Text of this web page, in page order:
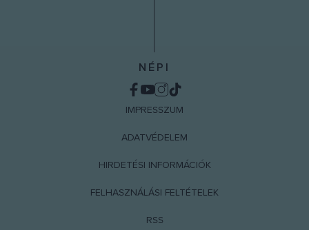
related to personalization.
I want to allow Google to enable storage
functionality and fraud prevention, and other
NÉPI
IMPRESSZUM
ADATVÉDELEM
HIRDETÉSI INFORMÁCIÓK
FELHASZNÁLÁSI FELTÉTELEK
RSS